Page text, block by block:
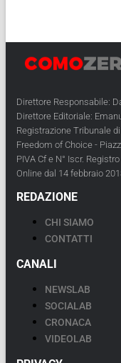
Direttore Responsabile:
Direttore Editoriale:
Registrazione Tribunale
Freedom of Choice -
PIVA Cf e N° Iscr.
Online dal 14 febbraio
REDAZIONE
CHI SIAMO
CONTATTI
CANALI
NEWSLAB
SOCIALAB
CRONACA
VIDEOLAB